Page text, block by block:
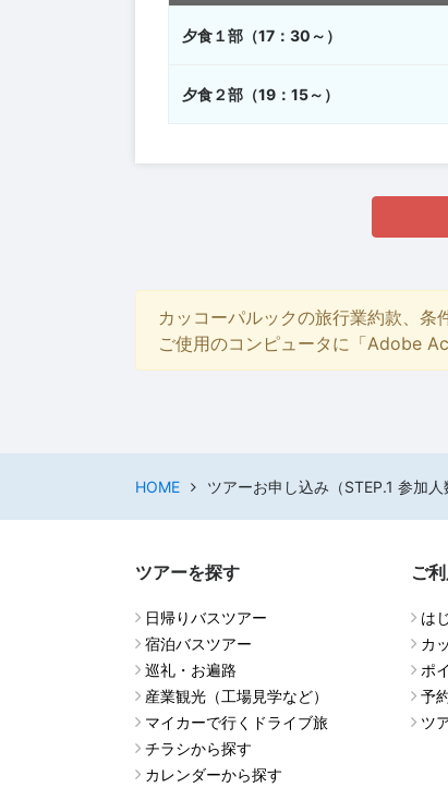
夕食１部（17：30～）
夕食２部（19：15～）
カッコーパルックの旅行業約款、条
ご使用のコンピュータに「Adobe
HOME ツアーお申し込み（STEP.1 参加人
ツアーを探す
日帰りバスツアー
宿泊バスツアー
巡礼・お遍路
産業観光（工場見学など）
マイカーで行くドライブ旅
チラシから探す
カレンダーから探す
ご
は
カ
ポ
予
ツ